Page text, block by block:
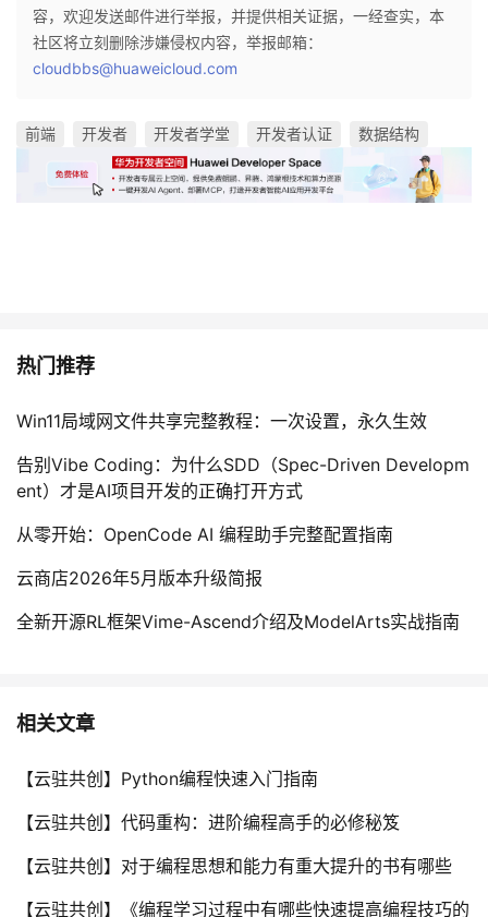
容，欢迎发送邮件进行举报，并提供相关证据，一经查实，本
社区将立刻删除涉嫌侵权内容，举报邮箱：
cloudbbs@huaweicloud.com
前端 开发者 开发者学堂 开发者认证 数据结构
热门推荐
Win11局域网文件共享完整教程：一次设置，永久生效
告别Vibe Coding：为什么SDD（Spec-Driven Developm
ent）才是AI项目开发的正确打开方式
从零开始：OpenCode AI 编程助手完整配置指南
云商店2026年5月版本升级简报
全新开源RL框架Vime-Ascend介绍及ModelArts实战指南
相关文章
【云驻共创】Python编程快速入门指南
【云驻共创】代码重构：进阶编程高手的必修秘笈
【云驻共创】对于编程思想和能力有重大提升的书有哪些
【云驻共创】《编程学习过程中有哪些快速提高编程技巧的